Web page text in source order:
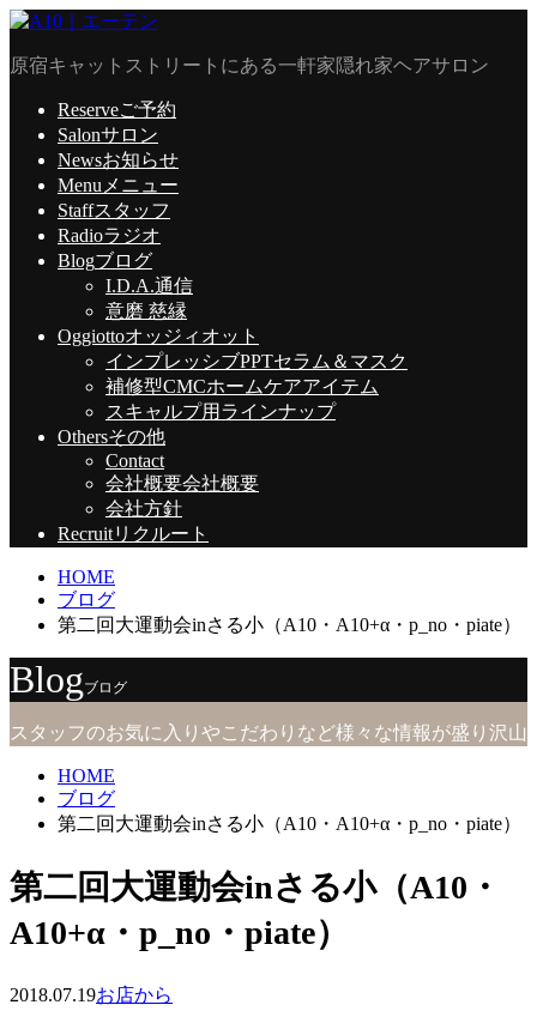
原宿キャットストリートにある一軒家隠れ家ヘアサロン
Reserveご予約
Salonサロン
Newsお知らせ
Menu メニュー
Staffスタッフ
Radioラジオ
Blogブログ
I.D.A.通信
意磨 慈縁
Oggiottoオッジィオット
インプレッシブPPTセラム＆マスク
補修型CMCホームケアアイテム
スキャルプ用ラインナップ
Othersその他
Contact
会社概要会社概要
会社方針
Recruitリクルート
HOME
ブログ
第二回大運動会inさる小（A10・A10+α・p_no・piate）
Blogブログ
スタッフのお気に入りやこだわりなど様々な情報が盛り沢山
HOME
ブログ
第二回大運動会inさる小（A10・A10+α・p_no・piate）
第二回大運動会inさる小（A10・
A10+α・p_no・piate）
2018.07.19お店から